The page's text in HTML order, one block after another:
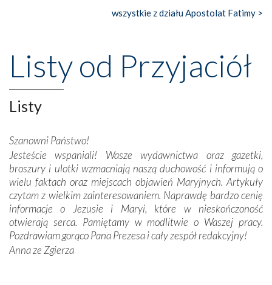
Nasze pielgrzymkowe wyprawy, których celem były
wznoszono na chwałę Bożą, na przykład – w podzięce za
Opatrznościową pomoc w wygranej bitwie o
niepodległość kraju. Zachwyt budziła potężna, a zarazem
misterna architektura tych monumentalnych dzieł,
wspaniałe zdobienia, dbałość ich twórców o detale,
budowniczych.
Podążyliśmy też śladami fatimskich wizjonerów – Łucji
dos Santos oraz świętych Hiacynty i Franciszka Marto.
Modliliśmy się przy ich grobach. Odprawiliśmy Drogę
Krzyżową w ich rodzinnych stronach, odwiedziliśmy
domy, w których żyli.
W miejscu objawień Matki Bożej zapaliliśmy świece
wszystkie z działu Apostolat Fatimy >
Listy od Przyjaciół
Listy
Szanowni Państwo!
Jesteście wspaniali! Wasze wydawnictwa oraz gazetki,
broszury i ulotki wzmacniają naszą duchowość i informują o
wielu faktach oraz miejscach objawień Maryjnych. Artykuły
czytam z wielkim zainteresowaniem. Naprawdę bardzo cenię
informacje o Jezusie i Maryi, które w nieskończoność
otwierają serca. Pamiętamy w modlitwie o Waszej pracy.
Pozdrawiam gorąco Pana Prezesa i cały zespół redakcyjny!
Anna ze Zgierza